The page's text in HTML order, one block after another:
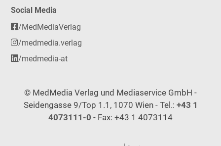
Social Media
/MedMediaVerlag
/medmedia.verlag
/medmedia-at
© MedMedia Verlag und Mediaservice GmbH -
Seidengasse 9/Top 1.1, 1070 Wien - Tel.: +43 1
4073111-0 - Fax: +43 1 4073114